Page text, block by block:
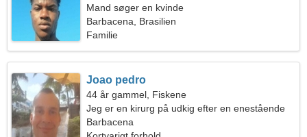
Mand søger en kvinde
Barbacena, Brasilien
Familie
Joao pedro
44 år gammel, Fiskene
Jeg er en kirurg på udkig efter en enestående
kvinde
Barbacena